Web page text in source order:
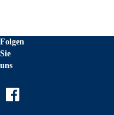
Folgen
Sie
uns